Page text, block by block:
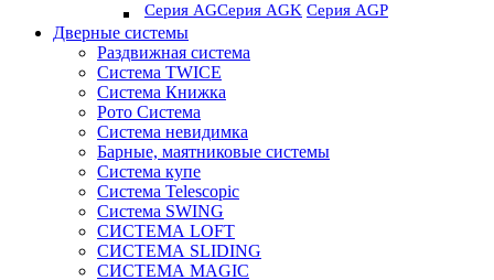
Серия AGСерия AGK Серия AGP
Дверные системы
Раздвижная система
Система TWICE
Система Книжка
Рото Система
Система невидимка
Барные, маятниковые системы
Система купе
Система Telescopic
Система SWING
СИСТЕМА LOFT
СИСТЕМА SLIDING
СИСТЕМА MAGIC